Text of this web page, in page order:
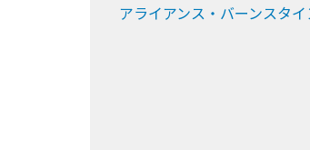
アライアンス・バーンスタ